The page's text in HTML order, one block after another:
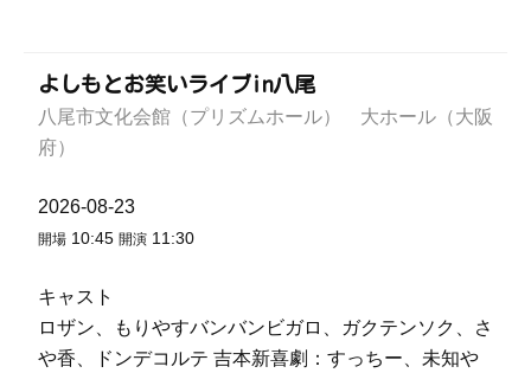
よしもとお笑いライブin八尾
八尾市文化会館（プリズムホール） 大ホール（大阪
府）
2026-08-23
開場 10:45 開演 11:30
キャスト
ロザン、もりやすバンバンビガロ、ガクテンソク、さ
や香、ドンデコルテ 吉本新喜劇：すっちー、未知や